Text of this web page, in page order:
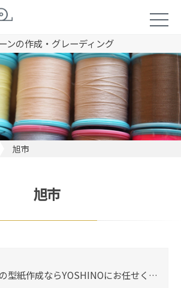
ンの作成・グレーディング
旭市
旭市
型紙作成ならYOSHINOにお任せく…